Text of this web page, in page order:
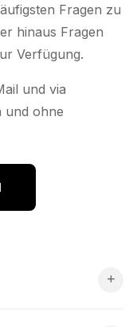
Fragen zu
hinaus Fragen
Verfügung.
und via
ohne